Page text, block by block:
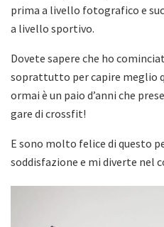
prima a livello fotografico e
a livello sportivo.
Dovete sapere che ho
soprattutto per capire meglio
ormai è un paio d’anni che
gare di crossfit!
E sono molto felice di questo
soddisfazione e mi diverte nel